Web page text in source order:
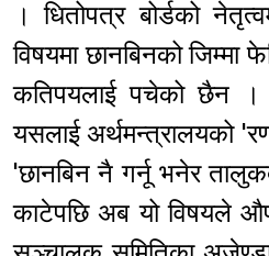
। धितोपत्र बोर्डको
विषयमा छानबिनको जिम्मा
कतिपयलाई पचेको छैन
यसलाई अर्थमन्त्रालयको
'छानबिन नै गर्नू भनेर
काटेपछि अब यो विषयले